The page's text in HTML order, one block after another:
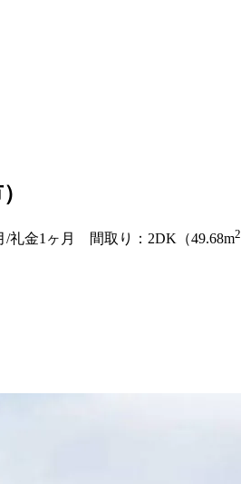
礼金1ヶ月 間取り：2DK（49.68m2